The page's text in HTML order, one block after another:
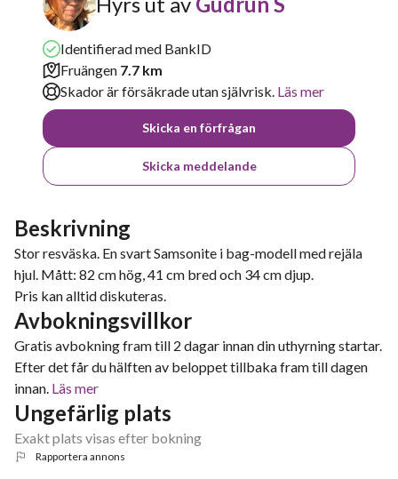
Identifierad med BankID
Fruängen 7.7 km
Skador är försäkrade utan självrisk. Läs mer
Skicka en förfrågan
Skicka meddelande
Beskrivning
Stor resväska. En svart Samsonite i bag-modell med rejäla
hjul. Mått: 82 cm hög, 41 cm bred och 34 cm djup.
Pris kan alltid diskuteras.
Avbokningsvillkor
Gratis avbokning fram till 2 dagar innan din uthyrning startar.
Efter det får du hälften av beloppet tillbaka fram till dagen
innan. Läs mer
Ungefärlig plats
Exakt plats visas efter bokning
Rapportera annons